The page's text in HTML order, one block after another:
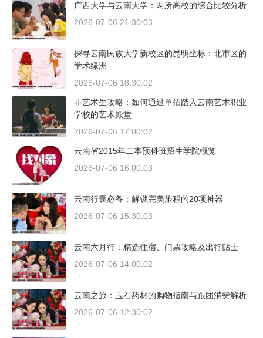
广西大学与云南大学：两所高校的综合比较分析
2026-07-06 21:30:03
探寻云南民族大学新校区的昆明坐标：北市区的
学术绿洲
2026-07-06 18:30:02
非艺术生攻略：如何通过单招踏入云南艺术职业
学校的艺术殿堂
2026-07-06 17:00:02
云南省2015年二本预科班招生学院概览
2026-07-06 16:00:03
云南行囊必备：解锁完美旅程的20项神器
2026-07-06 15:30:03
云南六月行：精选住宿、门票攻略及出行贴士
2026-07-06 14:00:02
云南之旅：玉石药材的购物指南与跟团消费解析
2026-07-06 12:30:02